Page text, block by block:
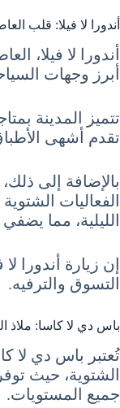
أندورا لا فيلا: قلب
أندورا لا فيلا،
أبرز وجهات
تتميز المدينة
تقدم أشهى
بالإضافة إلى
الفعاليات
الليلية، مما
إن زيارة أندورا
التسوق والترفيه.
باس دي لا كاسا: ملاذ
تُعتبر باس دي لا
الشتوية، حيث
جميع المستويات.